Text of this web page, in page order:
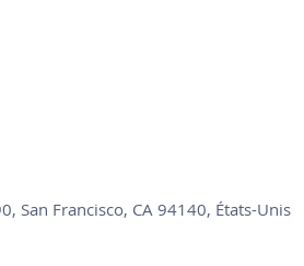
San Francisco, CA 94140, États-Unis